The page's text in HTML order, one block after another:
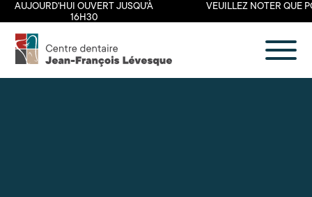
AUJOURD'HUI OUVERT JUSQU'À
16H30
VEUILLEZ NOTER QUE
Jean-